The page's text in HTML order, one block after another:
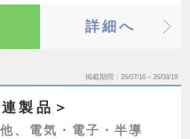
詳細へ
掲載期間 26/07/16～26/08/19
製品＞
、電気・電子・半導